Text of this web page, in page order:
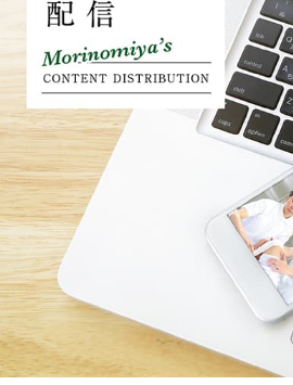
学科・コース紹介
学校案内
入学案内
オープンキャンパス
活躍できるフィールド
キャンパスライフ
資格・就職